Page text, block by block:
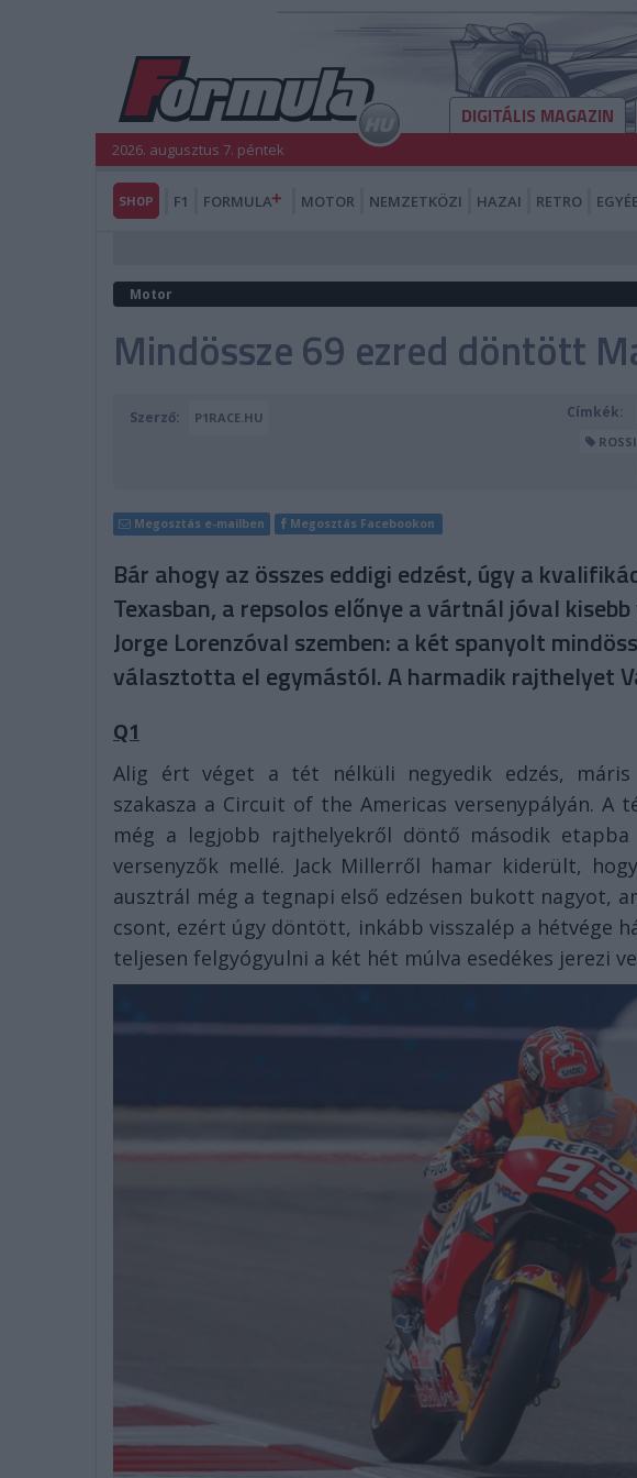
DIGITÁLIS MAGAZIN
2026. augusztus 7. péntek
SHOP F1 FORMULA MOTOR NEMZETKÖZI HAZAI RETRO
Motor
Mindössze 69 ezred döntött
Szerző: P1RACE.HU Címkék:
ROSSI
Megosztás e-mailben Megosztás Facebookon
Bár ahogy az összes eddigi edzést, úgy a
Texasban, a repsolos előnye a vártnál jóval
Jorge Lorenzóval szemben: a két spanyolt
választotta el egymástól. A harmadik rajthelyet
Q1
Alig ért véget a tét nélküli negyedik edzés,
szakasza a Circuit of the Americas versenypályán.
még a legjobb rajthelyekről döntő második
versenyzők mellé. Jack Millerről hamar kiderült,
ausztrál még a tegnapi első edzésen bukott nagyot,
csont, ezért úgy döntött, inkább visszalép a hétvége
teljesen felgyógyulni a két hét múlva esedékes jerezi